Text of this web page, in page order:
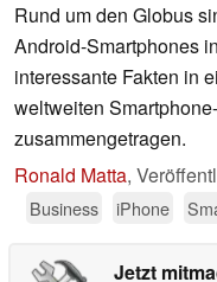
Rund um den Globus
Android-Smartphones
interessante Fakten in
weltweiten
zusammengetragen.
Ronald Matta,
Business
iPhone
Jetzt